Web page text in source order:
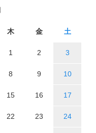
木 金 土
1 2 3
8 9 10
15 16 17
22 23 24